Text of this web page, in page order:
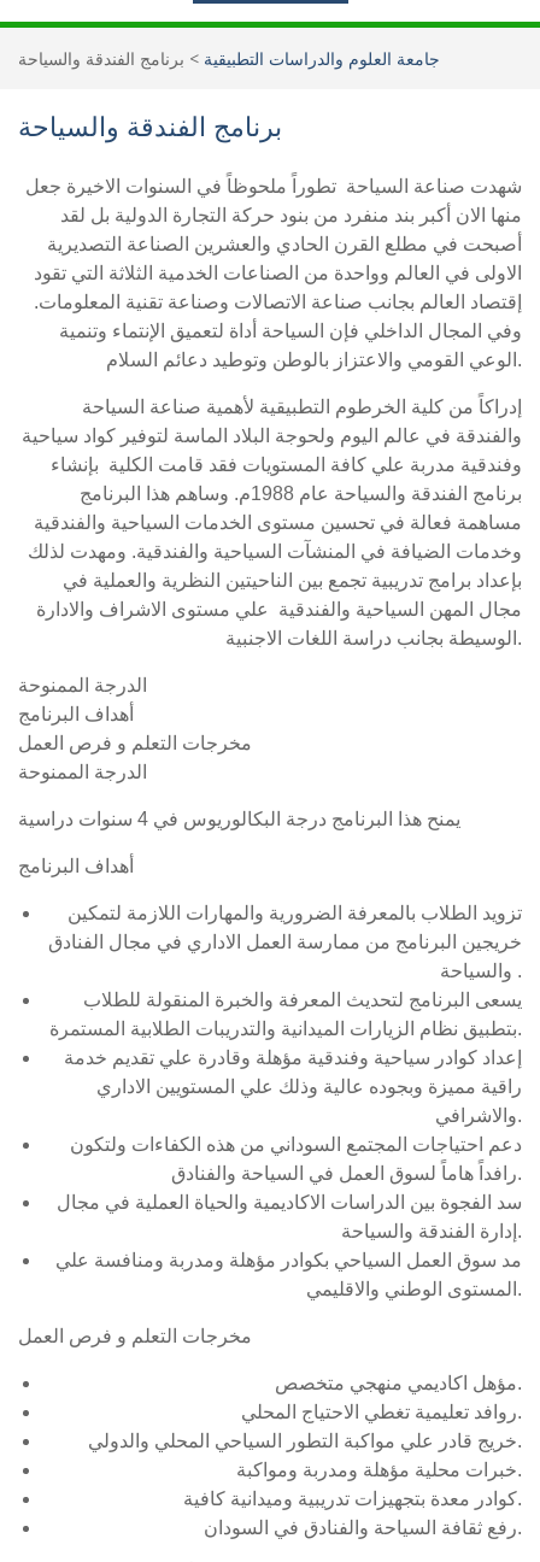
جامعة العلوم والدراسات التطبيقية > برنامج الفندقة والسياحة
برنامج الفندقة والسياحة
شهدت صناعة السياحة تطوراً ملحوظاً في السنوات الاخيرة جعل
منها الان أكبر بند منفرد من بنود حركة التجارة الدولية بل لقد
أصبحت في مطلع القرن الحادي والعشرين الصناعة التصديرية
الاولى في العالم وواحدة من الصناعات الخدمية الثلاثة التي تقود
إقتصاد العالم بجانب صناعة الاتصالات وصناعة تقنية المعلومات.
وفي المجال الداخلي فإن السياحة أداة لتعميق الإنتماء وتنمية
الوعي القومي والاعتزاز بالوطن وتوطيد دعائم السلام.
إدراكاً من كلية الخرطوم التطبيقية لأهمية صناعة السياحة
والفندقة في عالم اليوم ولحوجة البلاد الماسة لتوفير كواد سياحية
وفندقية مدربة علي كافة المستويات فقد قامت الكلية بإنشاء
برنامج الفندقة والسياحة عام 1988م. وساهم هذا البرنامج
مساهمة فعالة في تحسين مستوى الخدمات السياحية والفندقية
وخدمات الضيافة في المنشآت السياحية والفندقية. ومهدت لذلك
بإعداد برامج تدريبية تجمع بين الناحيتين النظرية والعملية في
مجال المهن السياحية والفندقية علي مستوى الاشراف والادارة
الوسيطة بجانب دراسة اللغات الاجنبية.
الدرجة الممنوحة
أهداف البرنامج
مخرجات التعلم و فرص العمل
الدرجة الممنوحة
يمنح هذا البرنامج درجة البكالوريوس في 4 سنوات دراسية
أهداف البرنامج
تزويد الطلاب بالمعرفة الضرورية والمهارات اللازمة لتمكين
خريجين البرنامج من ممارسة العمل الاداري في مجال الفنادق
والسياحة .
يسعى البرنامج لتحديث المعرفة والخبرة المنقولة للطلاب
بتطبيق نظام الزيارات الميدانية والتدريبات الطلابية المستمرة.
إعداد كوادر سياحية وفندقية مؤهلة وقادرة علي تقديم خدمة
راقية مميزة وبجوده عالية وذلك علي المستويين الاداري
والاشرافي.
دعم احتياجات المجتمع السوداني من هذه الكفاءات ولتكون
رافداً هاماً لسوق العمل في السياحة والفنادق.
سد الفجوة بين الدراسات الاكاديمية والحياة العملية في مجال
إدارة الفندقة والسياحة.
مد سوق العمل السياحي بكوادر مؤهلة ومدربة ومنافسة علي
المستوى الوطني والاقليمي.
مخرجات التعلم و فرص العمل
مؤهل اكاديمي منهجي متخصص.
روافد تعليمية تغطي الاحتياج المحلي.
خريج قادر علي مواكبة التطور السياحي المحلي والدولي.
خبرات محلية مؤهلة ومدربة ومواكبة.
كوادر معدة بتجهيزات تدريبية وميدانية كافية.
رفع ثقافة السياحة والفنادق في السودان.